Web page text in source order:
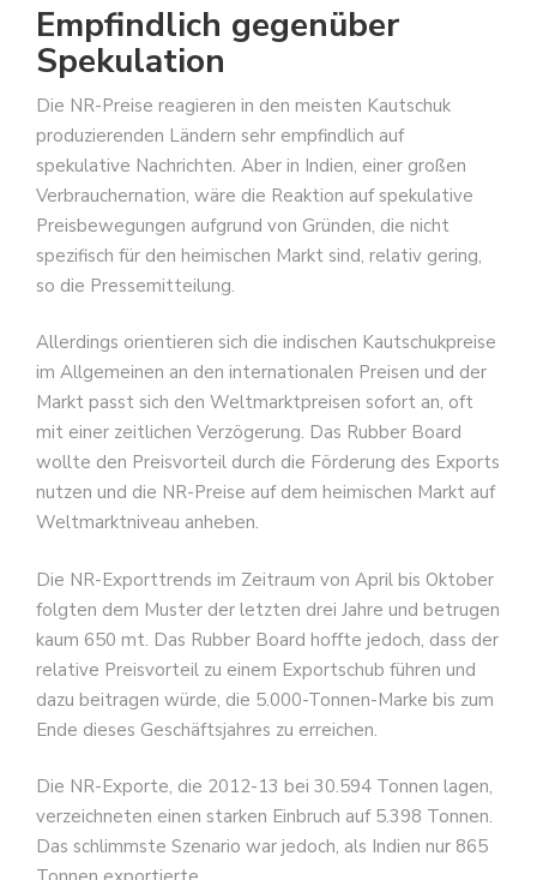
Empfindlich gegenüber
Spekulation
Die NR-Preise reagieren in den meisten Kautschuk
produzierenden Ländern sehr empfindlich auf
spekulative Nachrichten. Aber in Indien, einer großen
Verbrauchernation, wäre die Reaktion auf spekulative
Preisbewegungen aufgrund von Gründen, die nicht
spezifisch für den heimischen Markt sind, relativ gering,
so die Pressemitteilung.
Allerdings orientieren sich die indischen Kautschukpreise
im Allgemeinen an den internationalen Preisen und der
Markt passt sich den Weltmarktpreisen sofort an, oft
mit einer zeitlichen Verzögerung. Das Rubber Board
wollte den Preisvorteil durch die Förderung des Exports
nutzen und die NR-Preise auf dem heimischen Markt auf
Weltmarktniveau anheben.
Die NR-Exporttrends im Zeitraum von April bis Oktober
folgten dem Muster der letzten drei Jahre und betrugen
kaum 650 mt. Das Rubber Board hoffte jedoch, dass der
relative Preisvorteil zu einem Exportschub führen und
dazu beitragen würde, die 5.000-Tonnen-Marke bis zum
Ende dieses Geschäftsjahres zu erreichen.
Die NR-Exporte, die 2012-13 bei 30.594 Tonnen lagen,
verzeichneten einen starken Einbruch auf 5.398 Tonnen.
Das schlimmste Szenario war jedoch, als Indien nur 865